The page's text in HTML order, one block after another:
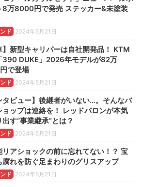
8万8000円で発売 ステッカー&未塗装
ド 2024年5月21日
】新型キャリパーは自社開発品！ KTM
390 DUKE」2026年モデルが82万
で登場
ド 2024年5月21日
タビュー】後継者がいない…。そんなバ
ョップは連絡を！ レッドバロンが本気
す“事業継承”とは？
ド 2024年5月21日
リアショックの前に忘れてない！？ 宝
腐れを防ぐ足まわりのグリスアップ
ド 2024年5月21日